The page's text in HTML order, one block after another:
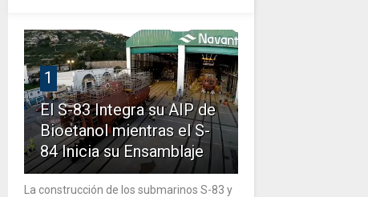
1
El S-83 Integra su AIP de
Bioetanol mientras el S-
84 Inicia su Ensamblaje
La construcción de los submarinos S-83 y